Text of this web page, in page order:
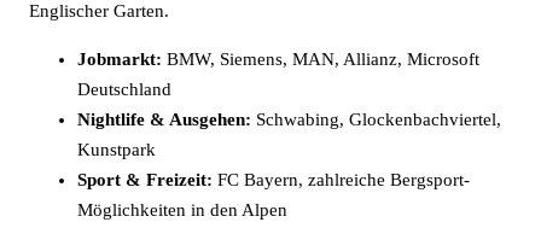
Englischer Garten.
Jobmarkt: BMW, Siemens, MAN, Allianz, Microsoft
Deutschland
Nightlife & Ausgehen: Schwabing, Glockenbachviertel,
Kunstpark
Sport & Freizeit: FC Bayern, zahlreiche Bergsport-
Möglichkeiten in den Alpen